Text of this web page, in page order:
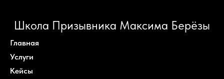
Школа Призывника Максима Берёзы
Главная
Услуги
Кейсы